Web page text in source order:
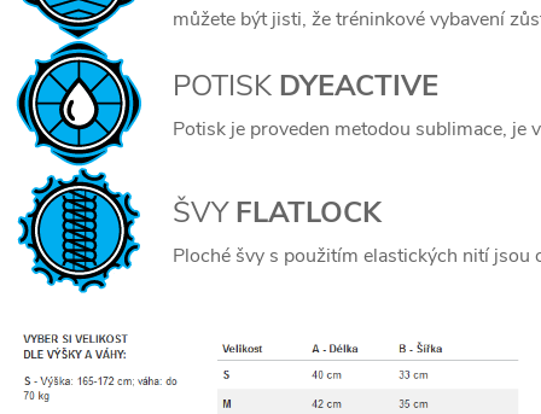
můžete být jisti, že tréninkové vybavení
POTISK DYEACTIVE
Potisk je proveden metodou sublimace, je
ŠVYFLATLOCK
Ploché švy s použitím elastických nití jsou